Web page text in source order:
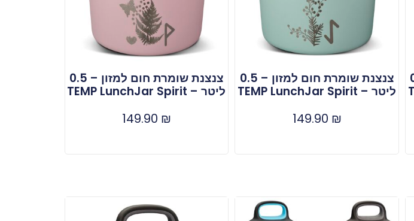
0.5
צנצנת שומרת חום למזון – 0.5
ליטר – TEMP LunchJar Spirit
149.90 ₪
צנצנת שומרת חום למזון – 0.5
ליטר – TEMP LunchJar Spirit
149.90 ₪